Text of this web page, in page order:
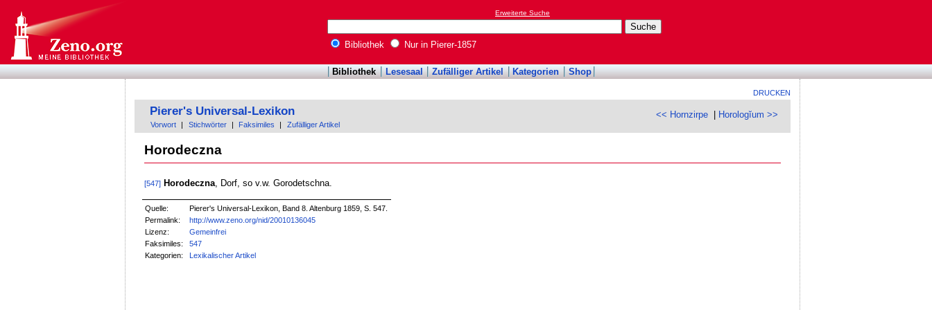
Erweiterte Suche
Bibliothek Nur in Pierer-1857
Bibliothek Lesesaal Zufälliger Artikel Kategorien Shop
DRUCKEN
<< Hornzirpe Horologĭum >>
Pierer's Universal-Lexikon
Vorwort Stichwörter Faksimiles Zufälliger Artikel
Horodeczna
[547] Horodeczna, Dorf, so v.w. Gorodetschna.
Quelle:
Pierer's Universal-Lexikon, Band 8. Altenburg 1859, S. 547.
Permalink:
http://www.zeno.org/nid/20010136045
Lizenz:
Gemeinfrei
Faksimiles:
547
Kategorien:
Lexikalischer Artikel